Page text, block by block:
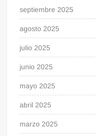
septiembre 2025
agosto 2025
julio 2025
junio 2025
mayo 2025
abril 2025
marzo 2025